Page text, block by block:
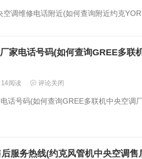
空调维修电话附近(如何查询附近约克
家电话号码(如何查询GREE多联
14阅读 评论关闭
话号码(如何查询GREE多联机中央空调
服务热线(约克风管机中央空调售